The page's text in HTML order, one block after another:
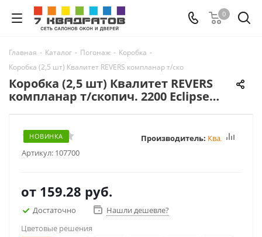
0
Главная - Каталог - Погонаж - Коробка -
Коробка (2,5 шт) Квалитет REVERS компланар т/скопич. 2200 Eclipse 3,0
Коробка (2,5 шт) Квалитет REVERS
компланар т/скопич. 2200 Eclipse
НОВИНКА
Артикул: 107700
Производитель: Квалитет
от 159.28 руб.
Достаточно
Нашли дешевле?
Цветовые решения